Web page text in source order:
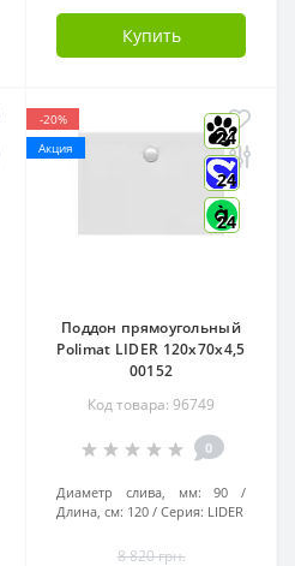
Купить
-20%
Акция
24
24
24
Поддон прямоугольный
Polimat LIDER 120x70x4,5
00152
Код товара: 96749
0
Диаметр слива, мм:
90
Длина, см: 120 Серия: LIDER
8 820 грн.